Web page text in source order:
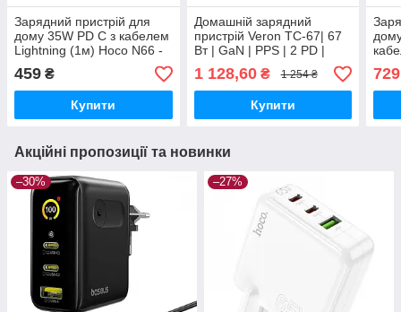
Зарядний пристрій для
дому 35W PD C з кабелем
Lightning (1м) Hoco N66 -
Білий
459 ₴
Купити
Домашній зарядний
пристрій Veron TC-67| 67
Вт | GaN | PPS | 2 PD |
QC3.0 LED
1 128,60₴ 1 254 ₴
Купити
729
Акційні пропозиції та новинки
–30% –27%